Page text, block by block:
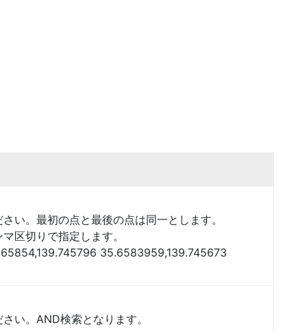
い。最初の点と最後の点は同一とします。
区切りで指定します。
35.6583959,139.745673
い。AND検索となります。